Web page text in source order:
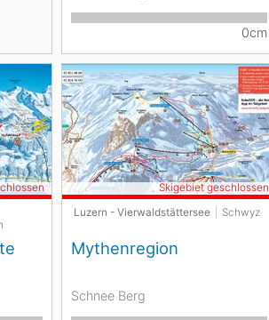
0cm
Luzern - Vierwaldstättersee Schwyz
Mythenregion
Skigebiet geschlossen
Schnee Berg